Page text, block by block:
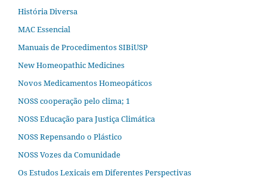
História Diversa
MAC Essencial
Manuais de Procedimentos SIBiUSP
New Homeopathic Medicines
Novos Medicamentos Homeopáticos
NOSS cooperação pelo clima; 1
NOSS Educação para Justiça Climática
NOSS Repensando o Plástico
NOSS Vozes da Comunidade
Os Estudos Lexicais em Diferentes Perspectivas